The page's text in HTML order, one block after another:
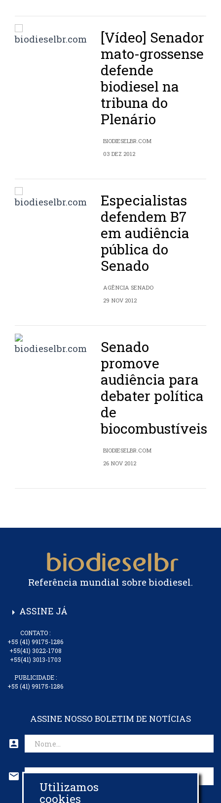
[Vídeo] Senador
mato-grossense
defende
biodiesel na
tribuna do
Plenário
BIODIESELBR.COM
03 DEZ 2012
Especialistas
defendem B7
em audiência
pública do
Senado
AGÊNCIA SENADO
29 NOV 2012
Senado
promove
audiência para
debater política
de
biocombustíveis
BIODIESELBR.COM
26 NOV 2012
Referência mundial sobre biodiesel.
arrow_right ASSINE JÁ
CONTATO :
+55 (41) 99175-1286
+55(41) 3022-1708
+55(41) 3013-1703
PUBLICIDADE :
+55 (41) 99175-1286
ASSINE NOSSO BOLETIM DE NOTÍCIAS
account_box
mail
CADASTRAR EMAIL
Utilizamos
cookies